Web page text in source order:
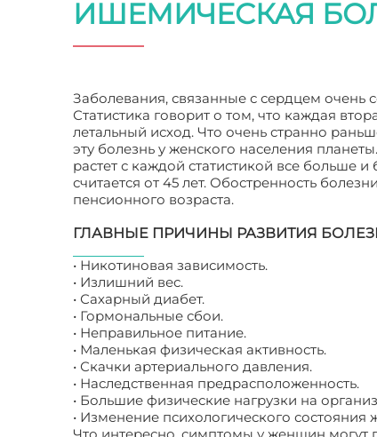
ИШЕМИЧЕСКАЯ
Заболевания, связанные с сердцем очень
Статистика говорит о том, что каждая
летальный исход. Что очень странно
эту болезнь у женского населения
растет с каждой статистикой все больше
считается от 45 лет. Обостренность
пенсионного возраста.
ГЛАВНЫЕ ПРИЧИНЫ РАЗВИТИЯ
• Никотиновая зависимость.
• Излишний вес.
• Сахарный диабет.
• Гормональные сбои.
• Неправильное питание.
• Маленькая физическая активность.
• Скачки артериального давления.
• Наследственная предрасположенность.
• Большие физические нагрузки на
• Изменение психологического